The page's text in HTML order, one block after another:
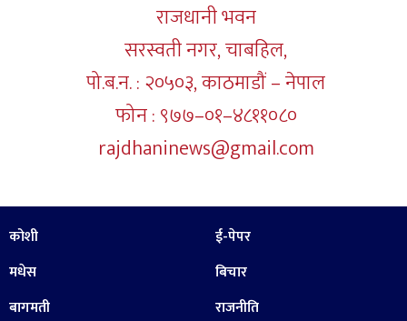
राजधानी भवन
सरस्वती नगर, चाबहिल,
पो.ब.न. : २०५०३, काठमाडौं – नेपाल
फोन : ९७७–०१–४८११०८०
rajdhaninews@gmail.com
कोशी
मधेस
बागमती
ई-पेपर
बिचार
राजनीति